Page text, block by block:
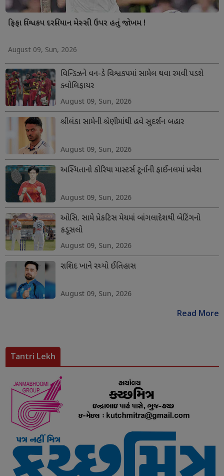
ફિફા વિશ્વકપ દરમિયાન મેસ્સી ઉપર હતું જોખમ !
August 09, Sun, 2026
વિન્ડિઝને વન-ડે વિશ્વકપમાં સામેલ થવા રમવી પડશે
ક્વોલિફાયર
August 09, Sun, 2026
શ્રીલંકા સામેની શ્રેણીમાંથી હવે સુદર્શન બહાર
August 09, Sun, 2026
અસ્મિતાનો કોરિયા માસ્ટર્સ ટૂર્નાની ફાઈનલમાં પ્રવેશ
August 09, Sun, 2026
ઓસિ. સામે પ્રેકટિસ મેચમાં બાંગલાદેશથી બેટિંગનો
કડૂસલો
August 09, Sun, 2026
રાશિદ ખાને રચ્યો ઈતિહાસ
August 09, Sun, 2026
Read More
Tantri Lekh